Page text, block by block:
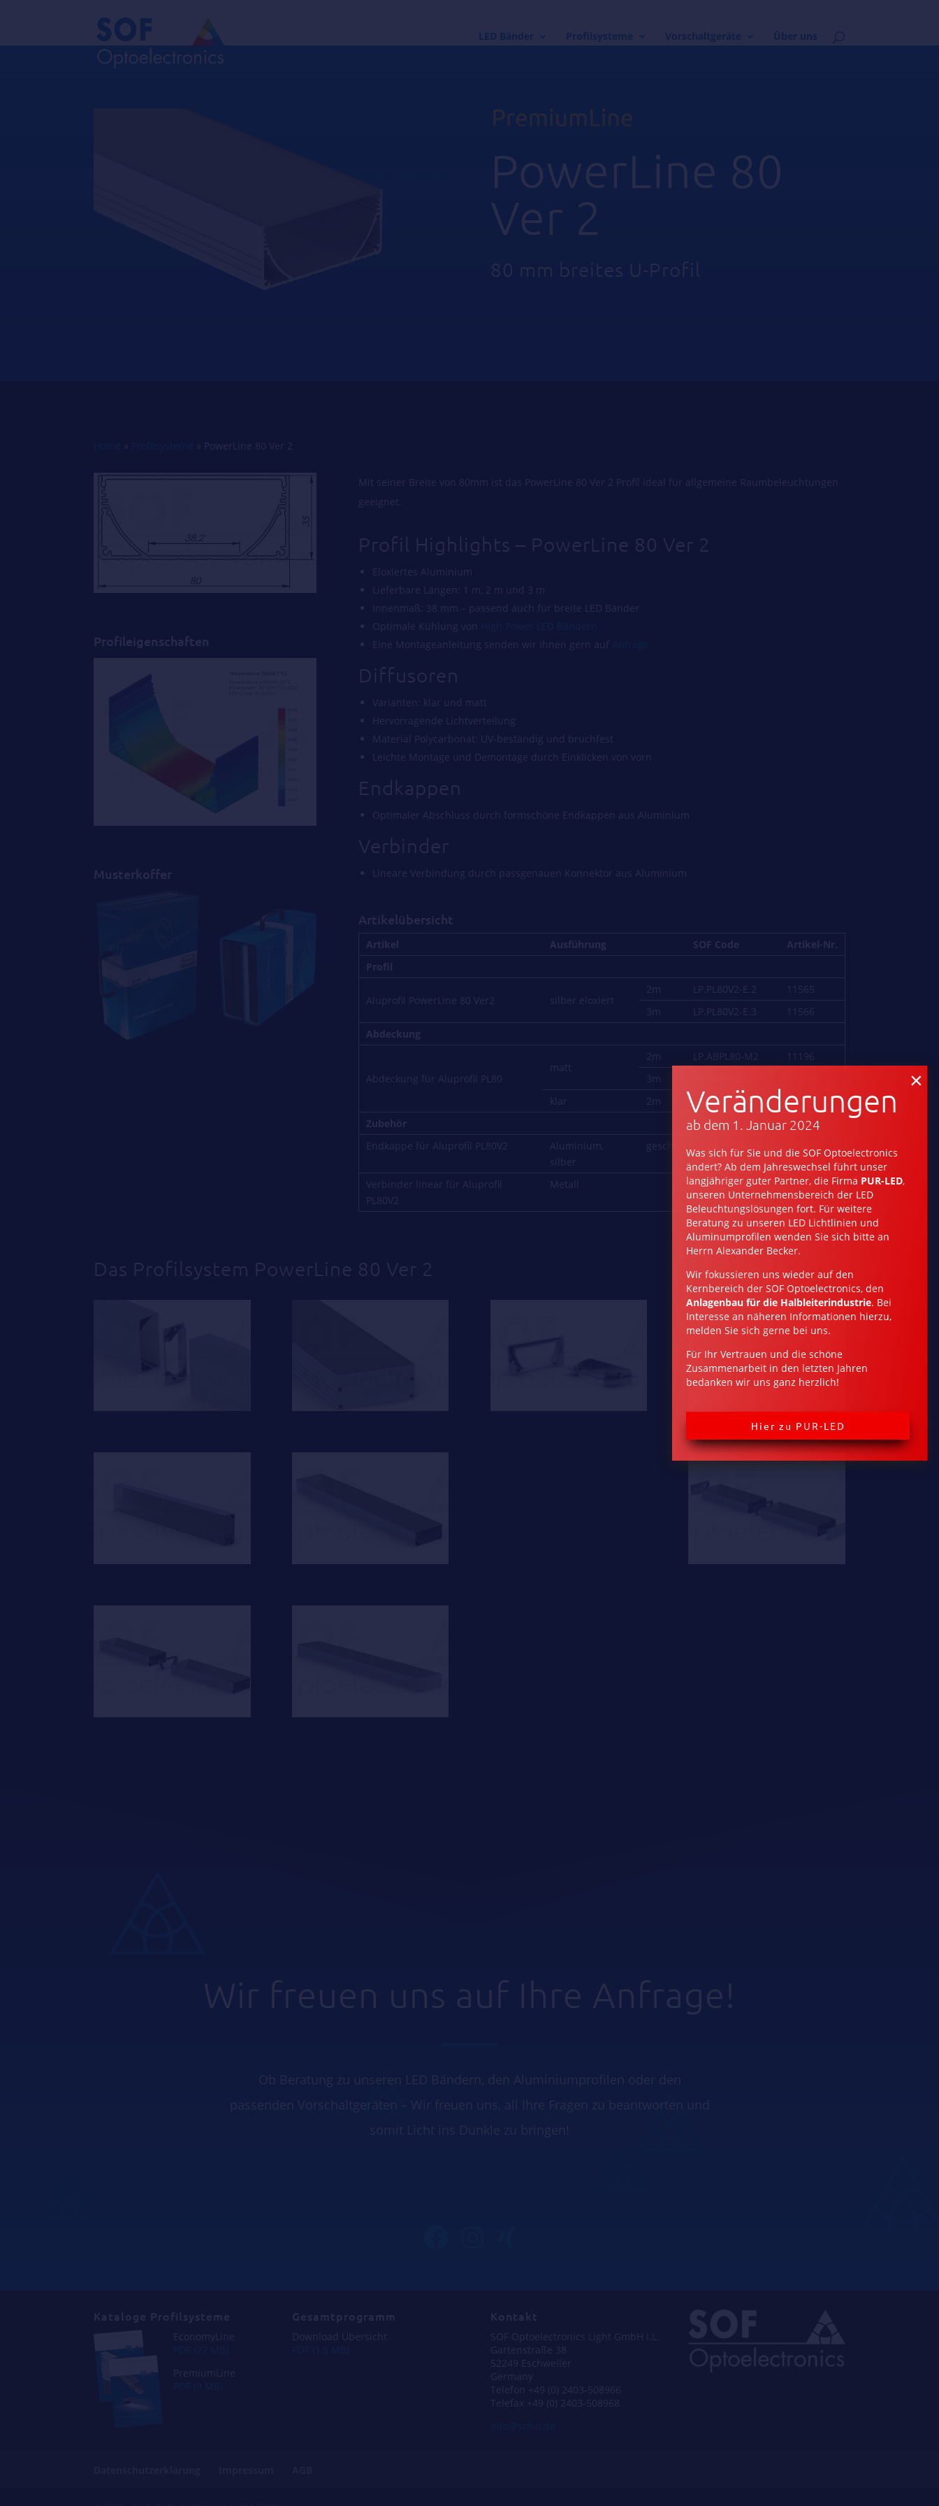
LED Bänder Profilsysteme Vorschaltgeräte Über uns
PowerLine 80
Ver 2
80 mm breites U-Profil
PowerLine 80 Ver 2
Profileigenschaften
Musterkoffer
Mit seiner Breite von 80mm ist das PowerLine 80 Ver 2 Profil ideal für allgemeine Raumbeleuchtungen
geeignet.
Profil Highlights – PowerLine 80 Ver 2
Eloxiertes Aluminium
Lieferbare Längen: 1 m, 2 m und 3 m
Innenmaß: 38 mm – passend auch für breite LED Bänder
Optimale Kühlung von
Eine Montageanleitung senden wir Ihnen gern auf
Diffusoren
Varianten: klar und matt
Hervorragende Lichtverteilung
Material Polycarbonat: UV-beständig und bruchfest
Leichte Montage und Demontage durch Einklicken von vorn
Endkappen
Optimaler Abschluss durch formschöne Endkappen aus Aluminium
Verbinder
Lineare Verbindung durch passgenauen Konnektor aus Aluminium
Artikelübersicht
Artikel Ausführung SOF Code
Artikel-Nr.
Profil
Aluprofil PowerLine 80 Ver2 silber eloxiert
2m LP.PL80V2-E.2
11565
3m
LP.PL80V2-E.3
11566
Abdeckung
Abdeckung für Aluprofil PL80
matt
2m LP.ABPL80-M2
11196
3m
klar
2m LP.ABPL80-K2
11194
Zubehör
Endkappe für Aluprofil PL80V2
Aluminium,
silber
geschl.
Verbinder linear für Aluprofil
PL80V2
Metall LP.VB.PL80V2-E 11514
Das Profilsystem PowerLine 80 Ver 2
Wir freuen uns auf Ihre Anfrage!
Ob Beratung zu unseren LED Bändern, den Aluminiumprofilen oder den
passenden Vorschaltgeräten – Wir freuen uns, all Ihre Fragen zu beantworten und
somit Licht ins Dunkle zu bringen!
Veränderungen
ab dem 1. Januar 2024
Was sich für Sie und die SOF Optoelectronics
ändert? Ab dem Jahreswechsel führt unser
langjähriger guter Partner, die Firma PUR-LED,
unseren Unternehmensbereich der LED
Beleuchtungs­lösungen fort. Für weitere
Beratung zu unseren LED Lichtlinien und
Aluminumprofilen wenden Sie sich bitte an
Herrn Alexander Becker.
Wir fokussieren uns wieder auf den
Kernbereich der SOF Optoelectronics, den
Anlagen­bau für die Halbleiterindustrie. Bei
Interesse an näheren Informationen hierzu,
melden Sie sich gerne bei uns.
Für Ihr Vertrauen und die schöne
Zusammenarbeit in den letz­ten Jahren
bedanken wir uns ganz herzlich!
Hier zu PUR-LED
×